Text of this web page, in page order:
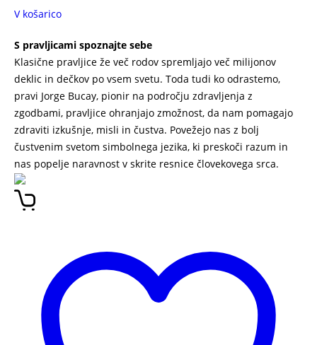
V košarico
S pravljicami spoznajte sebe
Klasične pravljice že več rodov spremljajo več milijonov
deklic in dečkov po vsem svetu. Toda tudi ko odrastemo,
pravi Jorge Bucay, pionir na področju zdravljenja z
zgodbami, pravljice ohranjajo zmožnost, da nam pomagajo
zdraviti izkušnje, misli in čustva. Povežejo nas z bolj
čustvenim svetom simbolnega jezika, ki preskoči razum in
nas popelje naravnost v skrite resnice človekovega srca.